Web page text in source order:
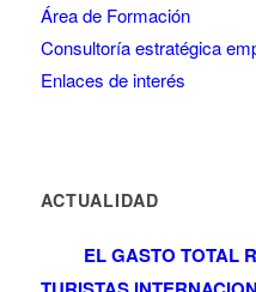
Área de Formación
Consultoría estratégica
Enlaces de interés
ACTUALIDAD
EL GASTO TOTAL